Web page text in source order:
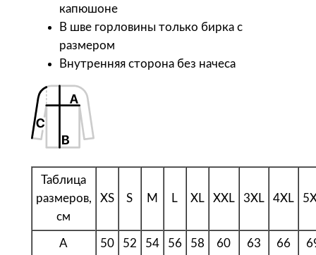
с
т
о
а
капюшоне
В шве горловины только бирка с
размером
Внутренняя сторона без начеса
Таблица
размеров,
см
XS S M L XL XXL 3XL 4XL
A 50 52 54 56 58 60 63 66